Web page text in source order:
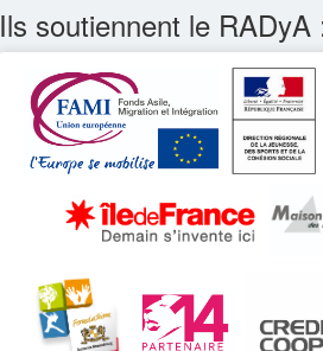
Ils soutiennent le RADyA